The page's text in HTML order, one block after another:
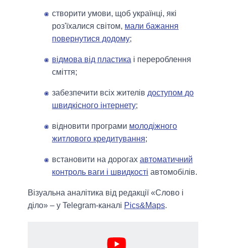
створити умови, щоб українці, які
роз'їхалися світом, мали бажання
повернутися додому;
відмова від пластика і перероблення
сміття;
забезпечити всіх жителів доступом до
швидкісного інтернету;
відновити програми молодіжного
житлового кредитування;
встановити на дорогах автоматичний
контроль ваги і швидкості автомобілів.
Візуальна аналітика від редакції «Слово і
діло» – у Telegram-каналі Pics&Maps.